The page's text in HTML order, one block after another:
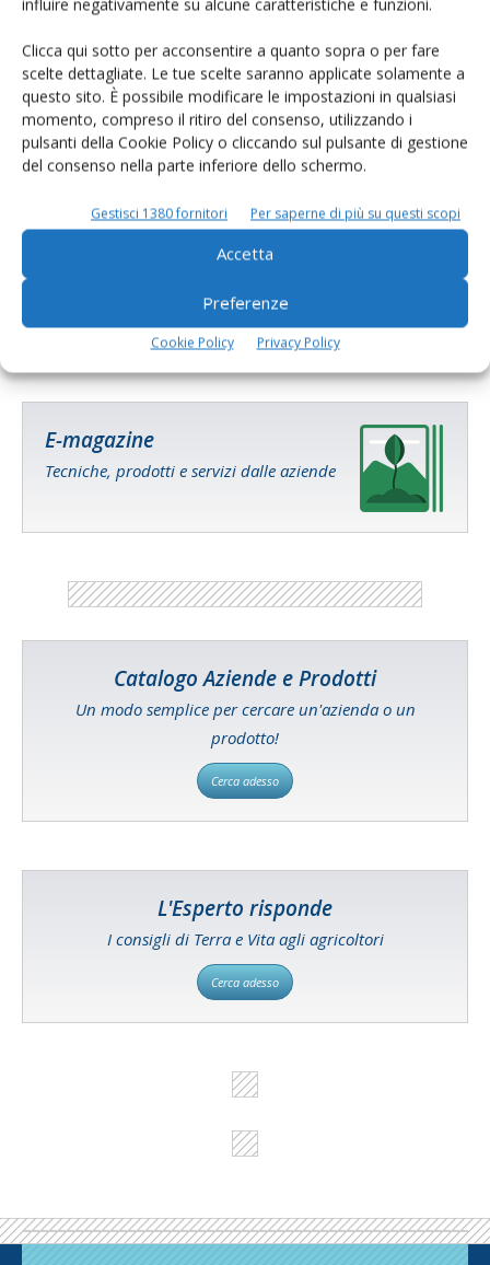
Clicca qui sotto per acconsentire a quanto sopra o per fare
scelte dettagliate. Le tue scelte saranno applicate solamente a
questo sito. È possibile modificare le impostazioni in qualsiasi
momento, compreso il ritiro del consenso, utilizzando i
pulsanti della Cookie Policy o cliccando sul pulsante di gestione
del consenso nella parte inferiore dello schermo.
Gestisci 1380 fornitori Per saperne di più su questi scopi
Accetta
Preferenze
Cookie Policy Privacy Policy
domande
Benessere animale, nuovo regolamento Ue
E-magazine
Tecniche, prodotti e servizi dalle aziende
Catalogo Aziende e Prodotti
Un modo semplice per cercare un'azienda o un
prodotto!
Cerca adesso
L'Esperto risponde
I consigli di Terra e Vita agli agricoltori
Cerca adesso